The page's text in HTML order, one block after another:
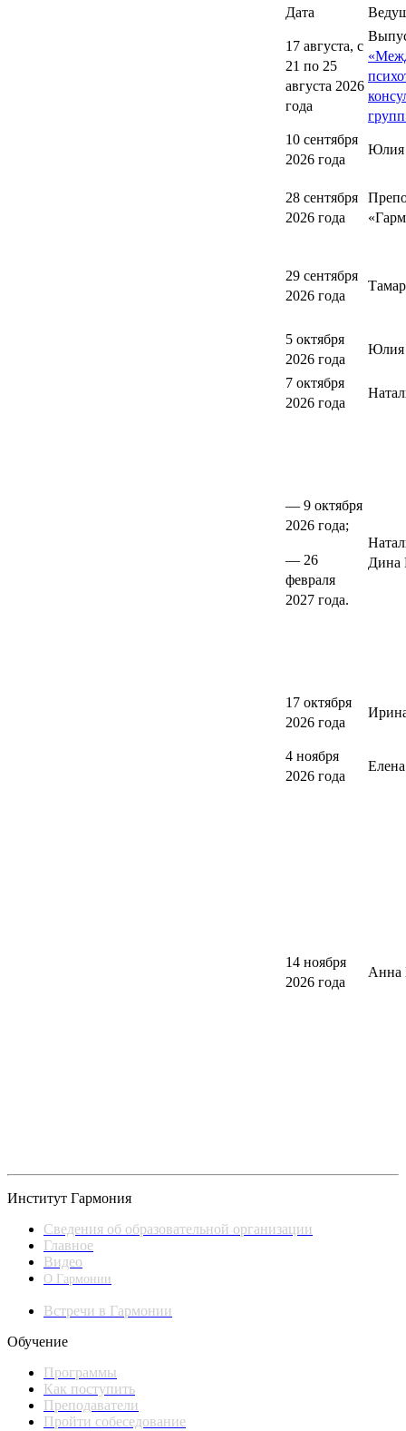
Дата
17 августа, с
21 по 25
августа 2026
года
10 сентября
2026 года
Юлия
28 сентября
2026 года
29 сентября
2026 года
5 октября
2026 года
Юлия
7 октября
2026 года
— 9 октября
2026 года;
— 26
февраля
2027 года.
Дина
17 октября
2026 года
4 ноября
2026 года
14 ноября
2026 года
Анна
Институт Гармония
Сведения об образовательной организации
Главное
Видео
О Гармонии
Встречи в Гармонии
Обучение
Программы
Как поступить
Преподаватели
Пройти собеседование